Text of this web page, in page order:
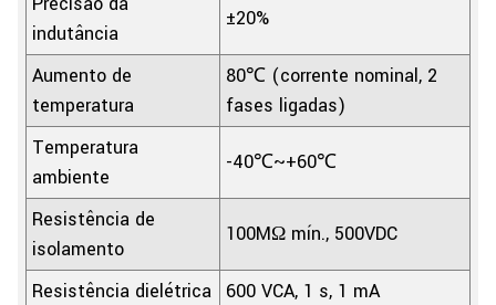
indutância
±20%
Aumento de
temperatura
80℃ (corrente nominal, 2
fases ligadas)
Temperatura
ambiente
-40℃~+60℃
Resistência de
isolamento
100MΩ mín., 500VDC
Resistência dielétrica 600 VCA, 1 s, 1 mA